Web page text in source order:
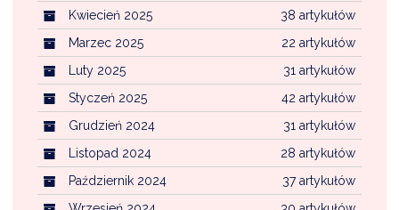
38 artykułów
Kwiecień 2025
22 artykułów
Marzec 2025
31 artykułów
Luty 2025
42 artykułów
Styczeń 2025
31 artykułów
Grudzień 2024
28 artykułów
Listopad 2024
37 artykułów
Październik 2024